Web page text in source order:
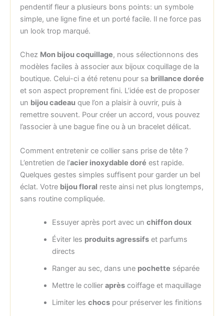
pendentif fleur a plusieurs bons points: un symbole
simple, une ligne fine et un porté facile. Il ne force pas
un look trop marqué.
Chez Mon bijou coquillage, nous sélectionnons des
modèles faciles à associer aux bijoux coquillage de la
boutique. Celui-ci a été retenu pour sa brillance dorée
et son aspect proprement fini. L’idée est de proposer
un bijou cadeau que l’on a plaisir à ouvrir, puis à
remettre souvent. Pour créer un accord, vous pouvez
l’associer à une bague fine ou à un bracelet délicat.
Comment entretenir ce collier sans prise de tête ?
L’entretien de l’acier inoxydable doré est rapide.
Quelques gestes simples suffisent pour garder un bel
éclat. Votre bijou floral reste ainsi net plus longtemps,
sans routine compliquée.
Essuyer après port avec un chiffon doux
Éviter les produits agressifset parfums
directs
Ranger au sec, dans une pochette séparée
Mettre le collier aprèscoiffage et maquillage
Limiter les chocspour préserver les finitions